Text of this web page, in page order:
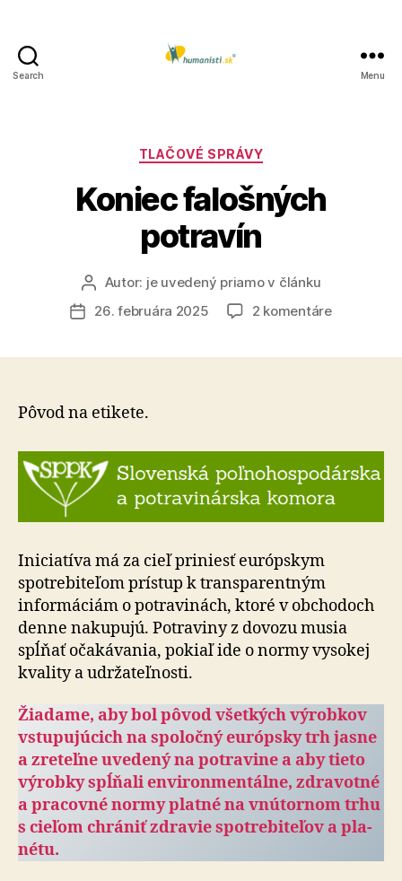
Search Menu
Kategórie
TLAČOVÉ SPRÁVY
Koniec falošných
potravín
Autor
článku
Autor: je uvedený priamo v článku
Dátum
26. februára 2025 2 komentárena
Pôvod na etikete.
Iniciatíva má za cieľ priniesť európskym
spotrebiteľom prístup k transparentným
informáciám o potravinách, ktoré v obchodoch
denne nakupujú. Potraviny z dovozu musia
spĺňať očakávania, pokiaľ ide o normy vysokej
kvality a udržateľnosti.
Žiadame, aby bol pôvod všetkých výrobkov
vstupujúcich na spoločný európsky trh jasne
a zreteľne uvedený na potravine a aby tieto
výrobky spĺňali environmentálne, zdravotné
a pracovné normy platné na vnútornom trhu
s cieľom chrániť zdravie spotrebiteľov a pla­
né­tu.